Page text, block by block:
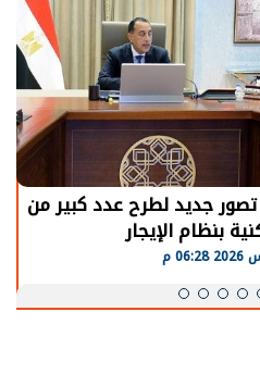
في قطاع الطاقة
الإنتاج الطبيعية